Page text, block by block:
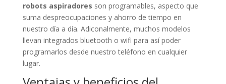
robots aspiradores son programables, aspecto que
suma despreocupaciones y ahorro de tiempo en
nuestro día a día. Adiconalmente, muchos modelos
llevan integrados bluetooth o wifi para así poder
programarlos desde nuestro teléfono en cualquier
lugar.